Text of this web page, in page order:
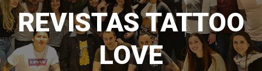
REVISTAS TATTOO
LOVE